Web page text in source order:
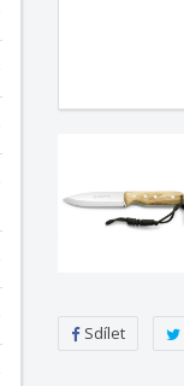
Sdílet